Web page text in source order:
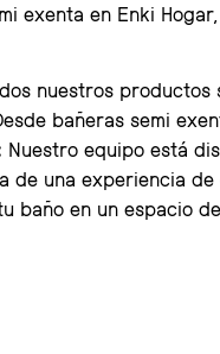
exenta en Enki
nuestros
bañeras semi
Nuestro equipo está
de una experiencia
baño en un espacio